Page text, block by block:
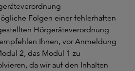
Folgen einer fehlerhaften
Hörgeräteverordnung
Ihnen, vor Anmeldung
2, das Modul 1 zu
da wir auf den Inhalten